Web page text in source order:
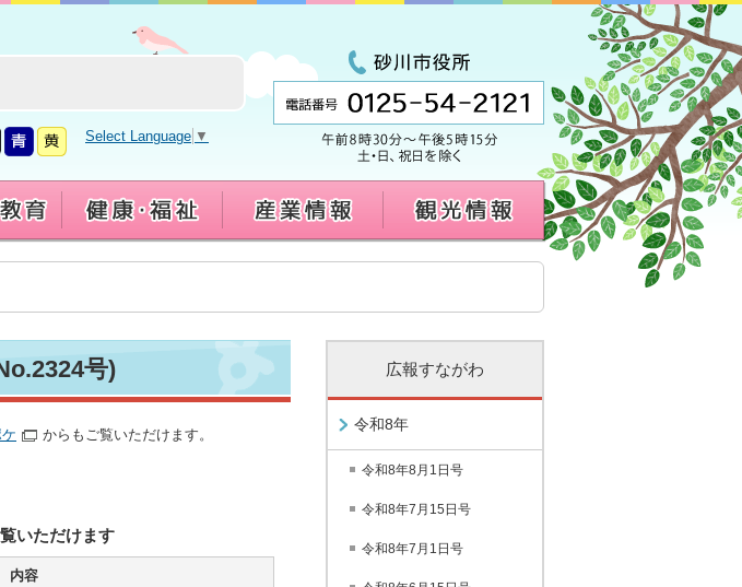
Select Language ▼
号)
からもご覧いただけます。
いただけます
内容
広報すながわ
令和8年
令和8年8月1日号
令和8年7月15日号
令和8年7月1日号